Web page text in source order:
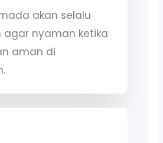
akan selalu
agar nyaman ketika
aman di